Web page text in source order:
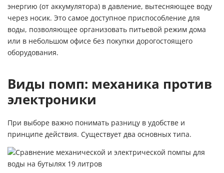
энергию (от аккумулятора) в давление, вытесняющее воду
через носик. Это самое доступное приспособление для
воды, позволяющее организовать питьевой режим дома
или в небольшом офисе без покупки дорогостоящего
оборудования.
Виды помп: механика против
электроники
При выборе важно понимать разницу в удобстве и
принципе действия. Существует два основных типа.